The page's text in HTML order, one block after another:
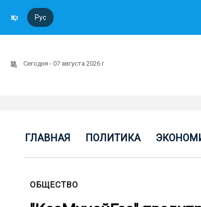
Қаз Рус
Сегодня - 07 августа 2026 г
ГЛАВНАЯ ПОЛИТИКА
ОБЩЕСТВО